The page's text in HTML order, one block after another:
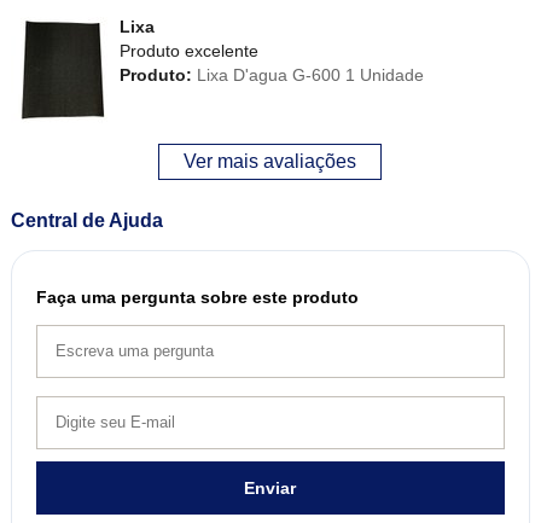
Lixa
Produto excelente
Produto: Lixa D'agua G-600 1 Unidade
Ver mais avaliações
Central de Ajuda
Faça uma pergunta sobre este produto
Enviar